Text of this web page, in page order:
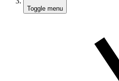
Toggle menu